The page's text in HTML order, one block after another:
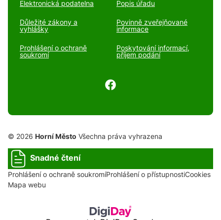
Elektronická podatelna Popis úřadu
Důležité zákony a
vyhlášky
Povinně zveřejňované
informace
Prohlášení o ochraně
soukromí
Poskytování informací,
příjem podání
© 2026 Horní Město Všechna práva vyhrazena
Snadné čtení
Prohlášení o ochraně soukromíProhlášení o přístupnostiCookies
Mapa webu